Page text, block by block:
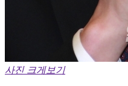
사진 크게보기